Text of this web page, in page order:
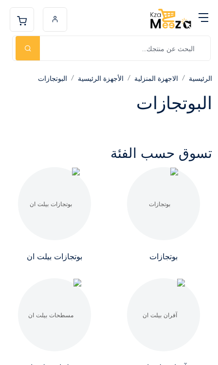
الرئيسية الاجهزة المنزلية الأجهزة الرئيسية البوتجازات
البوتجازات
تسوق حسب الفئة
بوتجازات بوتجازات بيلت ان